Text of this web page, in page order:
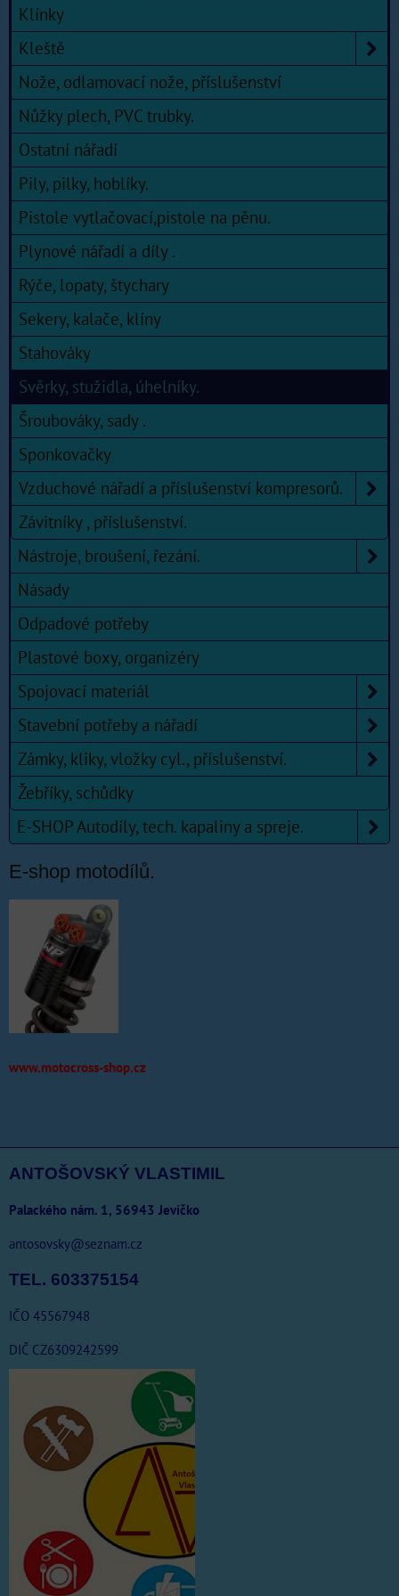
Klínky
Kleště
Nože, odlamovací nože, příslušenství
Nůžky plech, PVC trubky.
Ostatní nářadí
Pily, pilky, hoblíky.
Pistole vytlačovací,pistole na pěnu.
Plynové nářadí a díly .
Rýče, lopaty, štychary
Sekery, kalače, klíny
Stahováky
Svěrky, stužidla, úhelníky.
Šroubováky, sady .
Sponkovačky
Vzduchové nářadí a příslušenství kompresorů.
Závitníky , příslušenství.
Nástroje, broušení, řezání.
Násady
Odpadové potřeby
Plastové boxy, organizéry
Spojovací materiál
Stavební potřeby a nářadí
Zámky, kliky, vložky cyl., příslušenství.
Žebříky, schůdky
E-SHOP Autodíly, tech. kapaliny a spreje.
E-shop motodílů.
www.motocross-shop.cz
ANTOŠOVSKÝ VLASTIMIL
Palackého nám. 1, 56943 Jevíčko
antosovsky@seznam.cz
TEL. 603375154
IČO 45567948
DIČ CZ6309242599